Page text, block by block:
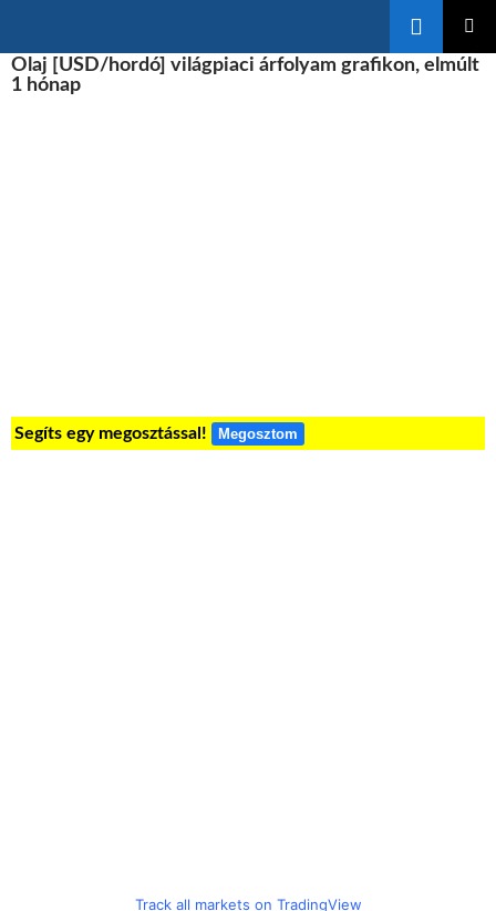
A
TARTALOMBA
Olaj [USD/hordó] világpiaci árfolyam grafikon, elmúlt
1 hónap
Segíts egy megosztással! Megosztom
Track all markets on TradingView